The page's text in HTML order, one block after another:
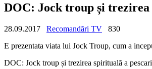
DOC: Jock troup și
28.09.2017 Recomandări TV
830
E prezentata viata lui Jock Troup, cum a
DOC: Jock troup și trezirea spirituală a